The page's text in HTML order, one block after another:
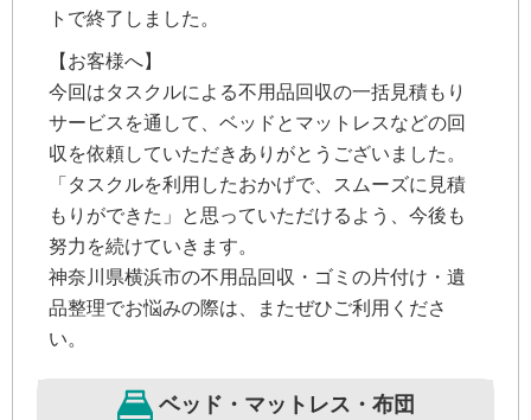
トで終了しました。
【お客様へ】
今回はタスクルによる不用品回収の一括見積もり
サービスを通して、ベッドとマットレスなどの回
収を依頼していただきありがとうございました。
「タスクルを利用したおかげで、スムーズに見積
もりができた」と思っていただけるよう、今後も
努力を続けていきます。
神奈川県横浜市の不用品回収・ゴミの片付け・遺
品整理でお悩みの際は、またぜひご利用くださ
い。
ベッド・マットレス・布団